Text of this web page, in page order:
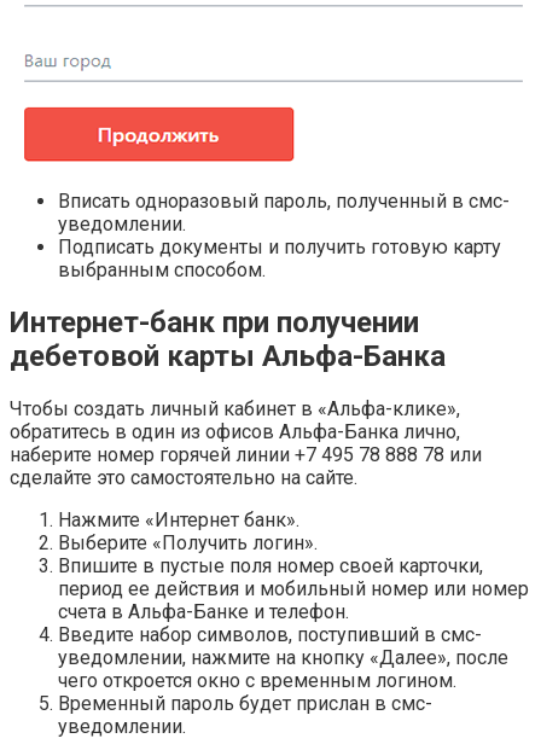
Вписать одноразовый пароль, полученный в смс-
уведомлении.
Подписать документы и получить готовую карту
выбранным способом.
Интернет-банк при получении
дебетовой карты Альфа-Банка
Чтобы создать личный кабинет в «Альфа-клике»,
обратитесь в один из офисов Альфа-Банка лично,
наберите номер горячей линии +7 495 78 888 78 или
сделайте это самостоятельно на сайте.
Нажмите «Интернет банк».
Выберите «Получить логин».
Впишите в пустые поля номер своей карточки,
период ее действия и мобильный номер или номер
счета в Альфа-Банке и телефон.
Введите набор символов, поступивший в смс-
уведомлении, нажмите на кнопку «Далее», после
чего откроется окно с временным логином.
Временный пароль будет прислан в смс-
уведомлении.